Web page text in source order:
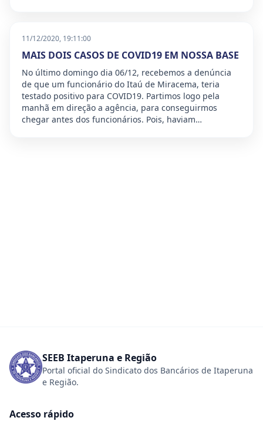
11/12/2020, 19:11:00
MAIS DOIS CASOS DE COVID19 EM NOSSA BASE
No último domingo dia 06/12, recebemos a denúncia
de que um funcionário do Itaú de Miracema, teria
testado positivo para COVID19. Partimos logo pela
manhã em direção a agência, para conseguirmos
chegar antes dos funcionários. Pois, haviam…
SEEB Itaperuna e Região
Portal oficial do Sindicato dos Bancários de Itaperuna
e Região.
Acesso rápido